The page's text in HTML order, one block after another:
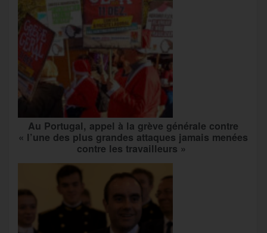
Au Portugal, appel à la grève générale contre
« l’une des plus grandes attaques jamais menées
contre les travailleurs »